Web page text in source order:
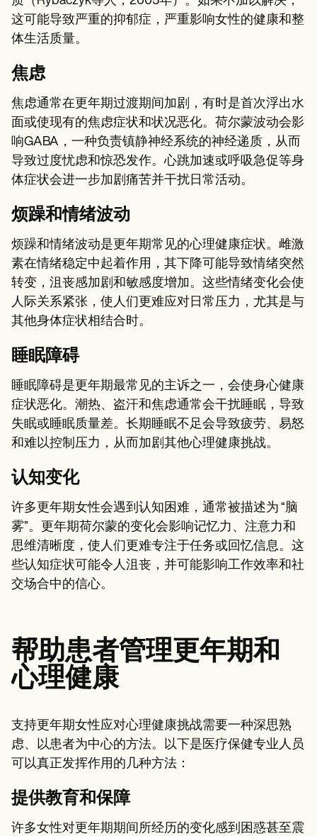
这可能导致严重的抑郁症，严重影响女性的健康和整
体生活质量。
焦虑
焦虑通常在更年期过渡期间加剧，有时是首次浮出水
面或使现有的焦虑症状和状况恶化。荷尔蒙波动会影
响GABA，一种负责镇静神经系统的神经递质，从而
导致过度忧虑和惊恐发作。心跳加速或呼吸急促等身
体症状会进一步加剧痛苦并干扰日常活动。
烦躁和情绪波动
烦躁和情绪波动是更年期常见的心理健康症状。雌激
素在情绪稳定中起着作用，其下降可能导致情绪突然
转变，沮丧感加剧和敏感度增加。这些情绪变化会使
人际关系紧张，使人们更难应对日常压力，尤其是与
其他身体症状相结合时。
睡眠障碍
睡眠障碍是更年期最常见的主诉之一，会使身心健康
症状恶化。潮热、盗汗和焦虑通常会干扰睡眠，导致
失眠或睡眠质量差。长期睡眠不足会导致疲劳、易怒
和难以控制压力，从而加剧其他心理健康挑战。
认知变化
许多更年期女性会遇到认知困难，通常被描述为 “脑
雾”。更年期荷尔蒙的变化会影响记忆力、注意力和
思维清晰度，使人们更难专注于任务或回忆信息。这
些认知症状可能令人沮丧，并可能影响工作效率和社
交场合中的信心。
帮助患者管理更年期和
心理健康
支持更年期女性应对心理健康挑战需要一种深思熟
虑、以患者为中心的方法。以下是医疗保健专业人员
可以真正发挥作用的几种方法：
提供教育和保障
许多女性对更年期期间所经历的变化感到困惑甚至震